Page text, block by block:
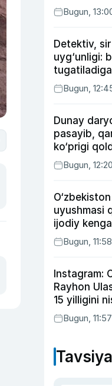
transferga
Bugun,
Detektiv,
uyg‘unligi:
Bugun,
Dunay
pasayib,
ko‘prigi
Bugun, 12:20
uyushmasi
ijodiy
Bugun, 11:58
Instagram:
Rayhon
15 yilligini
aktyorlari
sayohat
Bugun, 11:57